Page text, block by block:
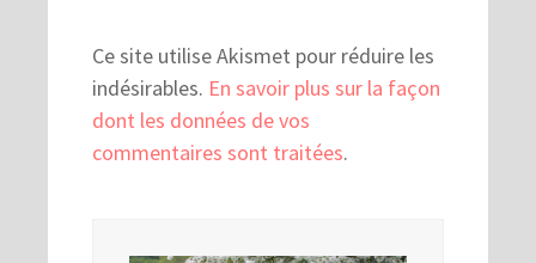
Ce site utilise Akismet pour réduire les
indésirables. En savoir plus sur la façon
dont les données de vos
commentaires sont traitées.